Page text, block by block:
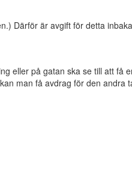
Därför är avgift för detta
eller på gatan ska se till att få
man få avdrag för den andra